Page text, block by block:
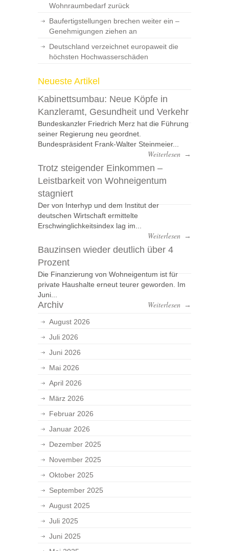
Wohnraumbedarf zurück
Baufertigstellungen brechen weiter ein –
Genehmigungen ziehen an
Deutschland verzeichnet europaweit die
höchsten Hochwasserschäden
Neueste Artikel
Kabinettsumbau: Neue Köpfe in
Kanzleramt, Gesundheit und Verkehr
Bundeskanzler Friedrich Merz hat die Führung
seiner Regierung neu geordnet.
Bundespräsident Frank-Walter Steinmeier...
Weiterlesen →
Trotz steigender Einkommen –
Leistbarkeit von Wohneigentum
stagniert
Der von Interhyp und dem Institut der
deutschen Wirtschaft ermittelte
Erschwinglichkeitsindex lag im...
Weiterlesen →
Bauzinsen wieder deutlich über 4
Prozent
Die Finanzierung von Wohneigentum ist für
private Haushalte erneut teurer geworden. Im
Juni...
Weiterlesen →
Archiv
August 2026
Juli 2026
Juni 2026
Mai 2026
April 2026
März 2026
Februar 2026
Januar 2026
Dezember 2025
November 2025
Oktober 2025
September 2025
August 2025
Juli 2025
Juni 2025